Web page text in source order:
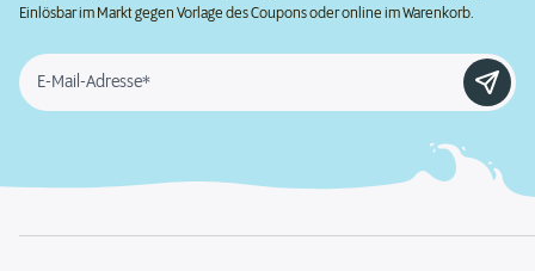
Einlösbar im Markt gegen Vorlage des Coupons oder online im Warenkorb.
E-Mail-Adresse*